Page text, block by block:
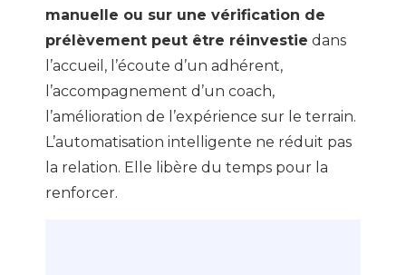
manuelle ou sur une vérification de
prélèvement peut être réinvestie dans
l’accueil, l’écoute d’un adhérent,
l’accompagnement d’un coach,
l’amélioration de l’expérience sur le terrain.
L’automatisation intelligente ne réduit pas
la relation. Elle libère du temps pour la
renforcer.